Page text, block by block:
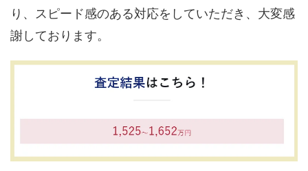
り、スピード感のある対応をしていただき、大変感
謝しております。